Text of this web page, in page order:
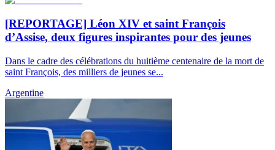
[REPORTAGE] Léon XIV et saint François
d’Assise, deux figures inspirantes pour des jeunes
Dans le cadre des célébrations du huitième centenaire de la mort de
saint François, des milliers de jeunes se...
Argentine